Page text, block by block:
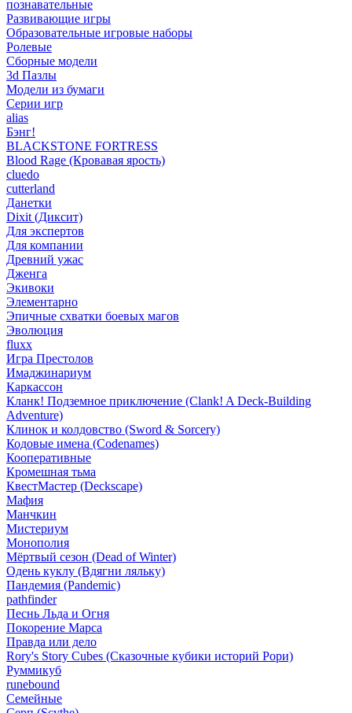
познавательные
Развивающие игры
Образовательные игровые наборы
Ролевые
Сборные модели
3d Пазлы
Модели из бумаги
Серии игр
alias
Бэнг!
BLACKSTONE FORTRESS
Blood Rage (Кровавая ярость)
cluedo
cutterland
Данетки
Dixit (Диксит)
Для экспертов
Для компании
Древний ужас
Дженга
Экивоки
Элементарно
Эпичные схватки боевых магов
Эволюция
fluxx
Игра Престолов
Имаджинариум
Каркассон
Кланк! Подземное приключение (Clank! A Deck-Building
Adventure)
Клинок и колдовство (Sword & Sorcery)
Кодовые имена (Codenames)
Кооперативные
Кромешная тьма
КвестМастер (Deckscape)
Мафия
Манчкин
Мистериум
Монополия
Мёртвый сезон (Dead of Winter)
Одень куклу (Вдягни ляльку)
Пандемия (Pandemic)
pathfinder
Песнь Льда и Огня
Покорение Марса
Правда или дело
Rory's Story Cubes (Сказочные кубики историй Рори)
Руммикуб
runebound
Семейные